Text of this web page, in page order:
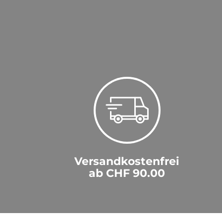
Versandkostenfrei
ab CHF 90.00